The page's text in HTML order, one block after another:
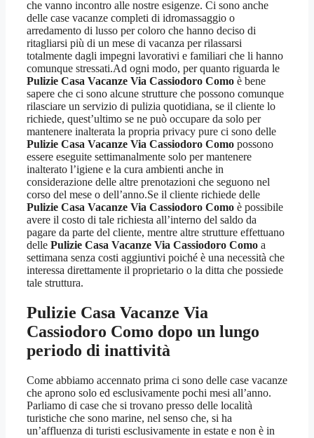
che vanno incontro alle nostre esigenze. Ci sono anche
delle case vacanze completi di idromassaggio o
arredamento di lusso per coloro che hanno deciso di
ritagliarsi più di un mese di vacanza per rilassarsi
totalmente dagli impegni lavorativi e familiari che li hanno
comunque stressati.Ad ogni modo, per quanto riguarda le
Pulizie Casa Vacanze Via Cassiodoro Como è bene
sapere che ci sono alcune strutture che possono comunque
rilasciare un servizio di pulizia quotidiana, se il cliente lo
richiede, quest’ultimo se ne può occupare da solo per
mantenere inalterata la propria privacy pure ci sono delle
Pulizie Casa Vacanze Via Cassiodoro Como possono
essere eseguite settimanalmente solo per mantenere
inalterato l’igiene e la cura ambienti anche in
considerazione delle altre prenotazioni che seguono nel
corso del mese o dell’anno.Se il cliente richiede delle
Pulizie Casa Vacanze Via Cassiodoro Como è possibile
avere il costo di tale richiesta all’interno del saldo da
pagare da parte del cliente, mentre altre strutture effettuano
delle Pulizie Casa Vacanze Via Cassiodoro Como a
settimana senza costi aggiuntivi poiché è una necessità che
interessa direttamente il proprietario o la ditta che possiede
tale struttura.
Pulizie Casa Vacanze Via
Cassiodoro Como dopo un lungo
periodo di inattività
Come abbiamo accennato prima ci sono delle case vacanze
che aprono solo ed esclusivamente pochi mesi all’anno.
Parliamo di case che si trovano presso delle località
turistiche che sono marine, nel senso che, si ha
un’affluenza di turisti esclusivamente in estate e non è in